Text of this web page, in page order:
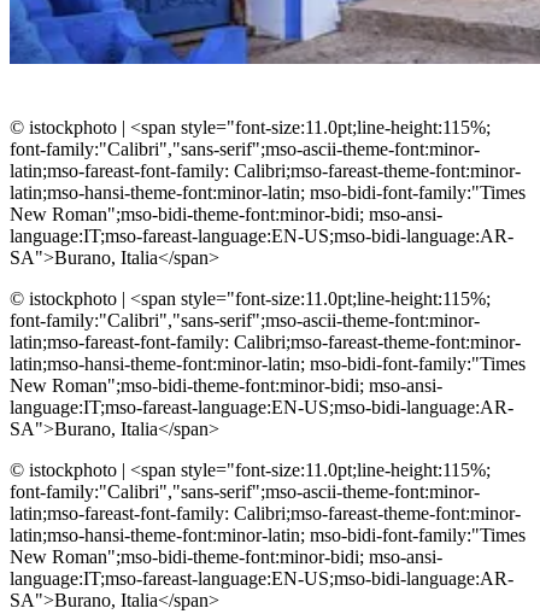
© istockphoto | <span style="font-size:11.0pt;line-height:115%;
font-family:"Calibri","sans-serif";mso-ascii-theme-font:minor-
latin;mso-fareast-font-family: Calibri;mso-fareast-theme-font:minor-
latin;mso-hansi-theme-font:minor-latin; mso-bidi-font-family:"Times
New Roman";mso-bidi-theme-font:minor-bidi; mso-ansi-
language:IT;mso-fareast-language:EN-US;mso-bidi-language:AR-
SA">Burano, Italia</span>
© istockphoto | <span style="font-size:11.0pt;line-height:115%;
font-family:"Calibri","sans-serif";mso-ascii-theme-font:minor-
latin;mso-fareast-font-family: Calibri;mso-fareast-theme-font:minor-
latin;mso-hansi-theme-font:minor-latin; mso-bidi-font-family:"Times
New Roman";mso-bidi-theme-font:minor-bidi; mso-ansi-
language:IT;mso-fareast-language:EN-US;mso-bidi-language:AR-
SA">Burano, Italia</span>
© istockphoto | <span style="font-size:11.0pt;line-height:115%;
font-family:"Calibri","sans-serif";mso-ascii-theme-font:minor-
latin;mso-fareast-font-family: Calibri;mso-fareast-theme-font:minor-
latin;mso-hansi-theme-font:minor-latin; mso-bidi-font-family:"Times
New Roman";mso-bidi-theme-font:minor-bidi; mso-ansi-
language:IT;mso-fareast-language:EN-US;mso-bidi-language:AR-
SA">Burano, Italia</span>